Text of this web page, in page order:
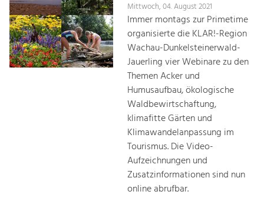
Mittwoch, 04. August 2021
Immer montags zur Primetime
organisierte die KLAR!-Region
Wachau-Dunkelsteinerwald-
Jauerling vier Webinare zu den
Themen Acker und
Humusaufbau, ökologische
Waldbewirtschaftung,
klimafitte Gärten und
Klimawandelanpassung im
Tourismus. Die Video-
Aufzeichnungen und
Zusatzinformationen sind nun
online abrufbar.